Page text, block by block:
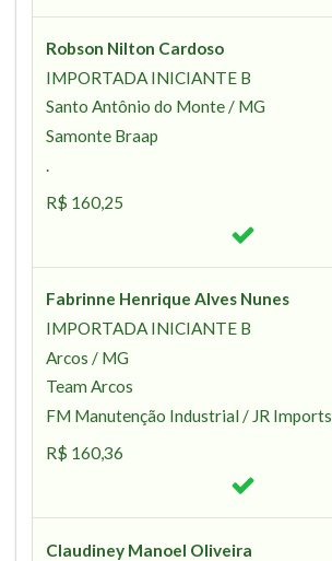
Robson Nilton Cardoso
IMPORTADA INICIANTE B
Santo Antônio do Monte / MG
Samonte Braap
.
R$ 160,25
Fabrinne Henrique Alves Nunes
IMPORTADA INICIANTE B
Arcos / MG
Team Arcos
FM Manutenção Industrial / JR Imports
R$ 160,36
Claudiney Manoel Oliveira